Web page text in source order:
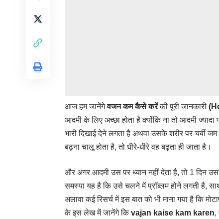
आज हम जानेंगेवजन कमकैसेकरेंकी पूरी जानकारी
आदमी के लिए अच्छा होता है क्योंकि ना तो आदमी
भारी दिखाई देने लगता है अथवा उसके शरीर पर चर्बी
बढ़ना चालू होता है, तो धीरे-धीरे वह बढ़ता ही जाता है।
और अगर आदमी उस पर ध्यान नहीं देता है, तो 1 दिन
समस्या यह है कि उसे चलने में प्रॉब्लम होने लगती है,
अलावा कई रिसर्च में इस बात को भी माना गया है कि
के इस लेख में जानेंगे किvajan kaise kam karen,